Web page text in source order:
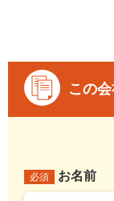
この
必須 お名前